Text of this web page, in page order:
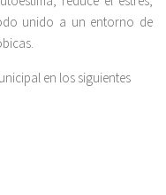
unido a un entorno de
en los siguientes